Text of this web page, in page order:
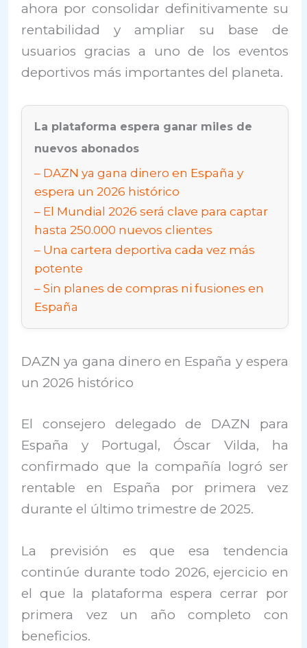
ahora por consolidar definitivamente su
rentabilidad y ampliar su base de
usuarios gracias a uno de los eventos
deportivos más importantes del planeta.
La plataforma espera ganar miles de
nuevos abonados
DAZN ya gana dinero en España y
espera un 2026 histórico
El Mundial 2026 será clave para captar
hasta 250.000 nuevos clientes
Una cartera deportiva cada vez más
potente
Sin planes de compras ni fusiones en
España
DAZN ya gana dinero en España y espera
un 2026 histórico
El consejero delegado de DAZN para
España y Portugal, Óscar Vilda, ha
confirmado que la compañía logró ser
rentable en España por primera vez
durante el último trimestre de 2025.
La previsión es que esa tendencia
continúe durante todo 2026, ejercicio en
el que la plataforma espera cerrar por
primera vez un año completo con
beneficios.